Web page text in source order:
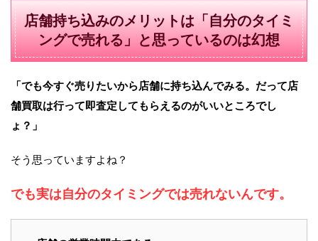
店舗持ち込みのメリットは「自分のタイミ
ングで売れる」と思っているのは幻想
「でも今すぐ売りたいから店舗に持ち込んでみる。だって店
舗買取は行って即査定してもらえるのがいいところでし
ょ？」
そう思っていますよね？
でも実は自分のタイミングでは売れないんです。